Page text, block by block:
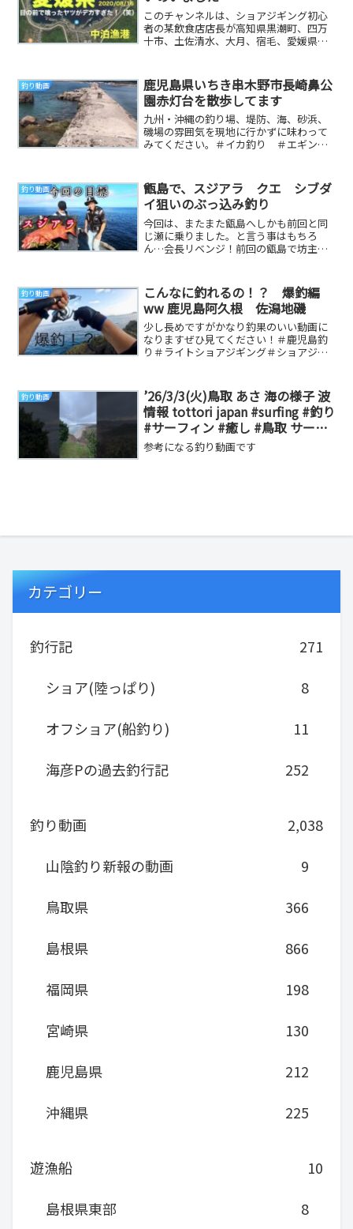
このチャンネルは、ショアジギング初心
者の某飲食店店長が高知県黒潮町、四万
十市、土佐清水、大月、宿毛、愛媛県愛
釣り動画
鹿児島県いちき串木野市長崎鼻公
園赤灯台を散歩してます
九州・沖縄の釣り場、堤防、海、砂浜、
磯場の雰囲気を現地に行かずに味わって
みてください。＃イカ釣り ＃エギン
釣り動画
甑島で、スジアラ クエ シブダ
イ狙いのぶっ込み釣り
今回は、またまた甑島へしかも前回と同
じ瀬に乗りました。と言う事はもちろ
ん…会長リベンジ！前回の甑島で坊主と
釣り動画
こんなに釣れるの！？ 爆釣編
ww 鹿児島阿久根 佐潟地磯
少し長めですがかなり釣果のいい動画に
なりますぜひ見てください！＃鹿児島釣
り＃ライトショアジギング＃ショアジギ
釣り動画
’26/3/3(火)鳥取 あさ 海の様子 波
情報 tottori japan #surfing #釣り
#サーフィン #癒し #鳥取 サーフ
ィン
参考になる釣り動画です
カテゴリー
釣行記
271
ショア(陸っぱり)
8
オフショア(船釣り)
11
海彦Pの過去釣行記
252
釣り動画
2,038
山陰釣り新報の動画
9
鳥取県
366
島根県
866
福岡県
198
宮崎県
130
鹿児島県
212
沖縄県
225
遊漁船
10
島根県東部
8